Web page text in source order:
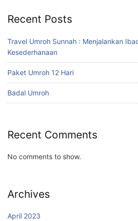
Recent Posts
Travel Umroh Sunnah : Menjalankan
Kesederhanaan
Paket Umroh 12 Hari
Badal Umroh
Recent Comments
No comments to show.
Archives
April 2023